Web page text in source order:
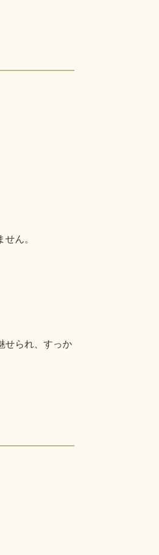
ん。
せられ、すっか